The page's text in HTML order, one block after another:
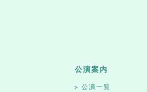
公演案内
公演一覧